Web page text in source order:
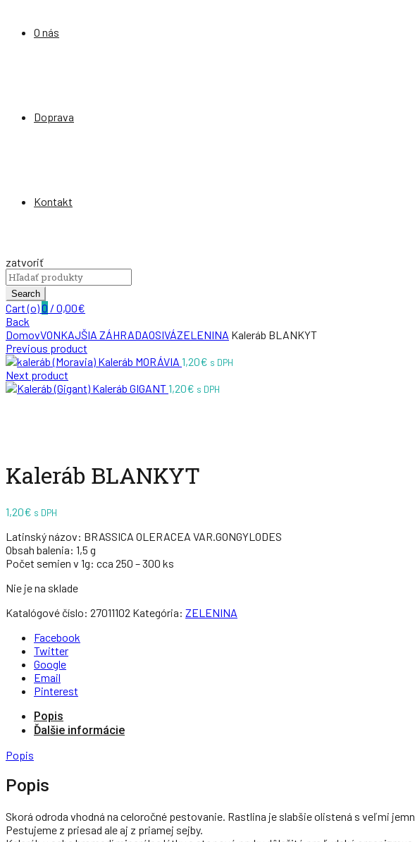
O nás
Doprava
Kontakt
zatvoriť
Search
for:
Search
Cart (o)0 / 0,00€
Back
DomovVONKAJŠIA ZÁHRADAOSIVÁZELENINA Kaleráb BLANKYT
Previous product
Kaleráb MORÁVIA 1,20€ s DPH
Next product
Kaleráb GIGANT1,20€ s DPH
Kaleráb BLANKYT
1,20€ s DPH
Latinský názov: BRASSICA OLERACEA VAR.GONGYLODES
Obsah balenia: 1,5 g
Počet semien v 1g: cca 250 – 300 ks
Nie je na sklade
Katalógové číslo: 27011102 Kategória: ZELENINA
Facebook
Twitter
Google
Email
Pinterest
Popis
Ďalšie informácie
Popis
Popis
Skorá odroda vhodná na celoročné pestovanie. Rastlina je slabšie olistená s veľmi
Pestujeme z priesad ale aj z priamej sejby.